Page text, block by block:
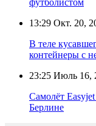
13:29 Окт. 20,
В теле
контейнеры с
23:25 Июль 16,
Самолёт
Берлине